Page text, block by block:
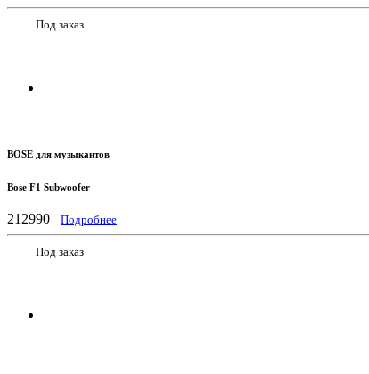
Под заказ
BOSE для музыкантов
Bose F1 Subwoofer
212990 Подробнее
Под заказ